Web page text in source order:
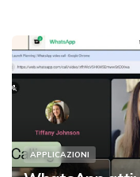
APPLICAZIONI